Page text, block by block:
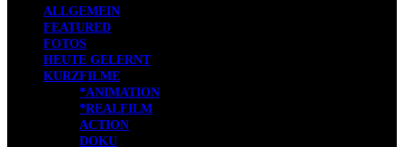
ALLGEMEIN
FEATURED
FOTOS
HEUTE GELERNT
KURZFILME
*ANIMATION
*REALFILM
ACTION
DOKU